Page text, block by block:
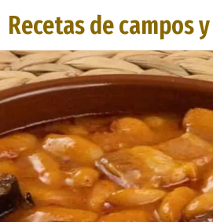
Recetas de campos